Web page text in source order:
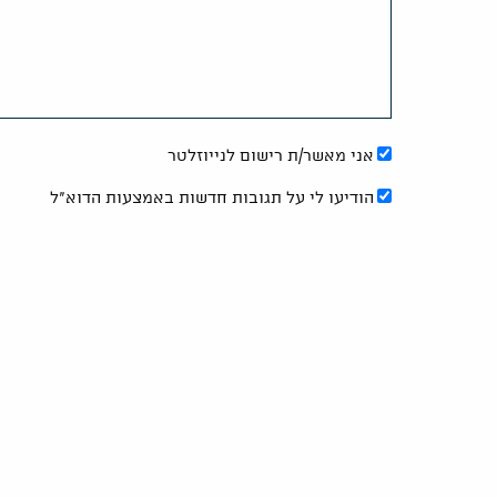
אני מאשר/ת רישום לנייוזלטר
הודיעו לי על תגובות חדשות באמצעות הדוא"ל